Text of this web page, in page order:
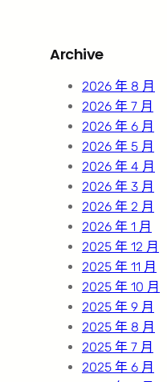
c
Archive
2026 年 8 月
2026 年 7 月
2026 年 6 月
2026 年 5 月
2026 年 4 月
2026 年 3 月
2026 年 2 月
2026 年 1 月
2025 年 12 月
2025 年 11 月
2025 年 10 月
2025 年 9 月
2025 年 8 月
2025 年 7 月
2025 年 6 月